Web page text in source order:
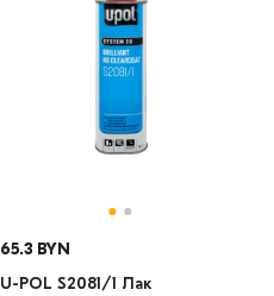
65.3 BYN
U-POL S2081/1 Лак